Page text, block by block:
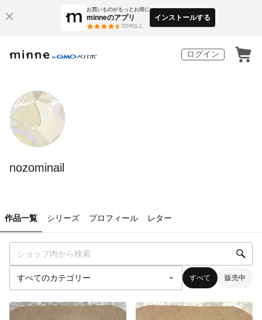
お買いものがもっとお得に
minneのアプリ
3万件以上
インストールする
ログイン
nozominail
作品一覧 シリーズ プロフィール レター
すべて 販売中